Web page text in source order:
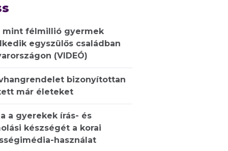
mint félmillió gyermek
egyszülős családban
(VIDEÓ)
bizonyítottan
már életeket
a gyerekek írás- és
készségét a korai
használat